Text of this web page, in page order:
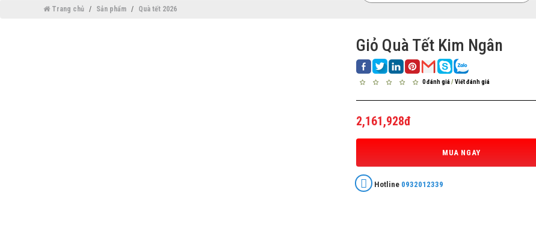
MENU
Trang chủ
Sản phẩm Quà tết 2026
Giỏ Quà Tết Kim Ngân
0 đánh giá/Viết đánh giá
2,161,928đ
MUA NGAY
Hotline 0932012339